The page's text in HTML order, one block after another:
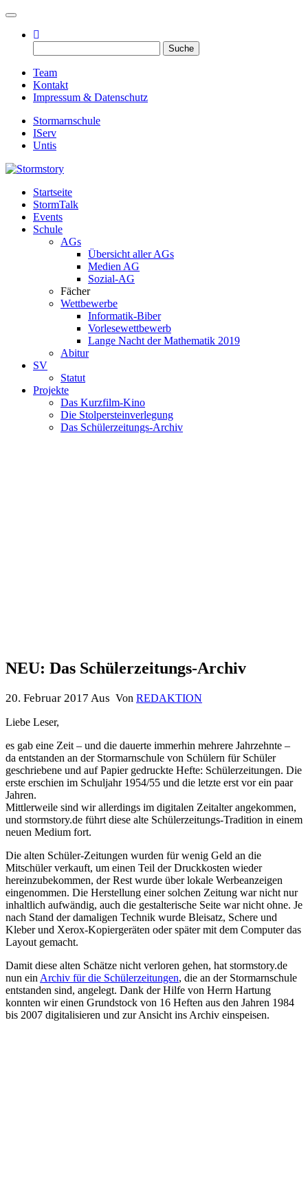
Toggle navigation
nach:
Team
Kontakt
Impressum & Datenschutz
Stormarnschule
IServ
Untis
Stormstory
Eure digitale Schülerzeitung
Startseite
StormTalk
Events
Schule
AGs
Übersicht aller AGs
Medien AG
Sozial-AG
Fächer
Wettbewerbe
Informatik-Biber
Vorlesewettbewerb
Lange Nacht der Mathematik 2019
Abitur
SV
Statut
Projekte
Das Kurzfilm-Kino
Die Stolpersteinverlegung
Das Schülerzeitungs-Archiv
NEU: Das Schülerzeitungs-Archiv
20. Februar 2017 Aus Von REDAKTION
Liebe Leser,
es gab eine Zeit – und die dauerte immerhin mehrere Jahrzehnte –
da entstanden an der Stormarnschule von Schülern für Schüler
geschriebene und auf Papier gedruckte Hefte: Schülerzeitungen. Die
erste erschien im Schuljahr 1954/55 und die letzte erst vor ein paar
Jahren.
Mittlerweile sind wir allerdings im digitalen Zeitalter angekommen,
und stormstory.de führt diese alte Schülerzeitungs-Tradition in einem
neuen Medium fort.
Die alten Schüler-Zeitungen wurden für wenig Geld an die
Mitschüler verkauft, um einen Teil der Druckkosten wieder
hereinzubekommen, der Rest wurde über lokale Werbeanzeigen
eingenommen. Die Herstellung einer solchen Zeitung war nicht nur
inhaltlich aufwändig, auch die gestalterische Seite war nicht ohne. Je
nach Stand der damaligen Technik wurde Bleisatz, Schere und
Kleber und Xerox-Kopiergeräten oder später mit dem Computer das
Layout gemacht.
Damit diese alten Schätze nicht verloren gehen, hat stormstory.de
nun ein Archiv für die Schülerzeitungen, die an der Stormarnschule
entstanden sind, angelegt. Dank der Hilfe von Herrn Hartung
konnten wir einen Grundstock von 16 Heften aus den Jahren 1984
bis 2007 digitalisieren und zur Ansicht ins Archiv einspeisen.